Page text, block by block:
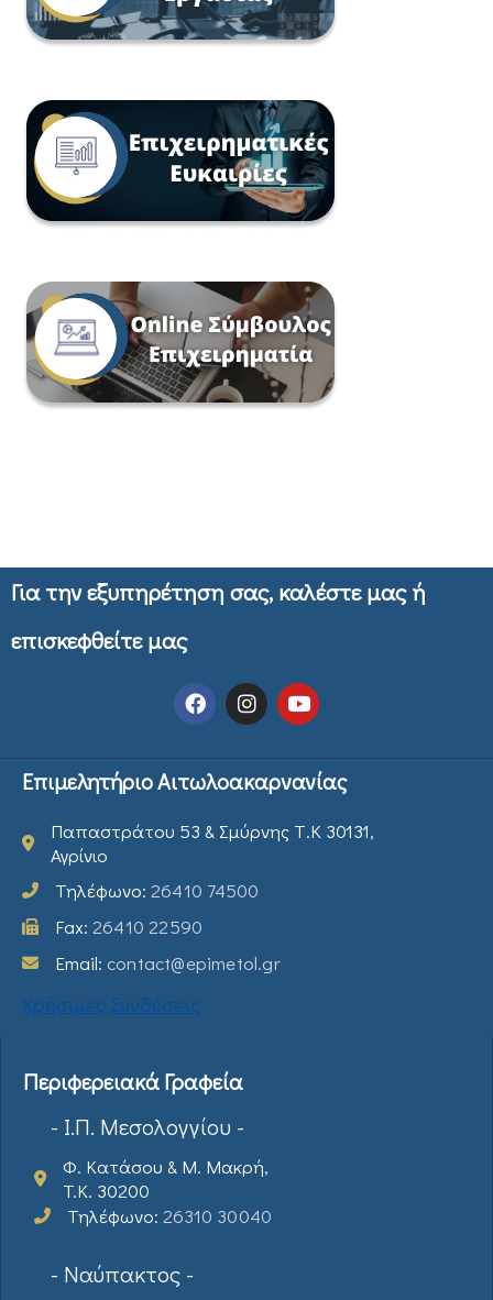
Για την εξυπηρέτηση σας, καλέστε μας ή
επισκεφθείτε μας
Επιμελητήριο Αιτωλοακαρνανίας
Παπαστράτου 53 & Σμύρνης Τ.Κ 30131,
Αγρίνιο
Τηλέφωνο: 26410 74500
Fax: 26410 22590
Email: contact@epimetol.gr
Χρήσιμες Συνδέσεις
Περιφερειακά Γραφεία
- Ι.Π. Μεσολογγίου -
Φ. Κατάσου & Μ. Μακρή,
T.K. 30200
Τηλέφωνο: 26310 30040
- Ναύπακτος -